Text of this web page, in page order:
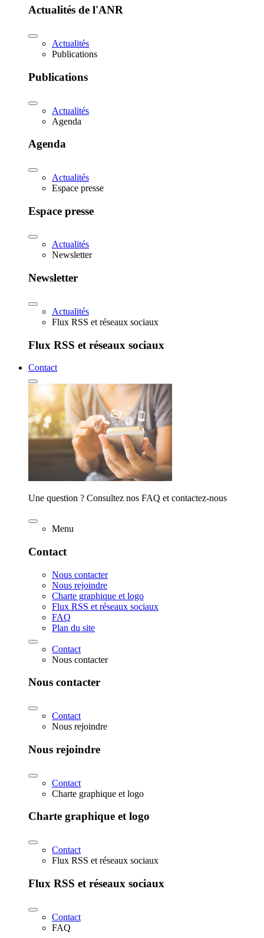
Actualités de l'ANR
Actualités
Publications
Publications
Actualités
Agenda
Agenda
Actualités
Espace presse
Espace presse
Actualités
Newsletter
Newsletter
Actualités
Flux RSS et réseaux sociaux
Flux RSS et réseaux sociaux
Contact
Une question ? Consultez nos FAQ et contactez-nous
Menu
Contact
Nous contacter
Nous rejoindre
Charte graphique et logo
Flux RSS et réseaux sociaux
FAQ
Plan du site
Contact
Nous contacter
Nous contacter
Contact
Nous rejoindre
Nous rejoindre
Contact
Charte graphique et logo
Charte graphique et logo
Contact
Flux RSS et réseaux sociaux
Flux RSS et réseaux sociaux
Contact
FAQ